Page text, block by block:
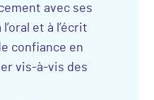
avec ses
et à l’écrit
confiance en
vis-à-vis des